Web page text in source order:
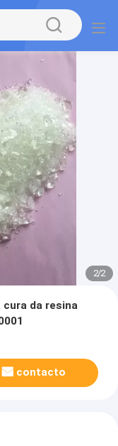
2/2
da resina
contacto